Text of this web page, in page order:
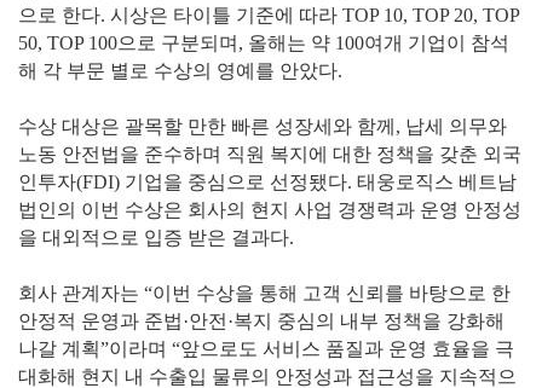
으로 한다. 시상은 타이틀 기준에 따라 TOP 10, TOP 20, TOP
50, TOP 100으로 구분되며, 올해는 약 100여개 기업이 참석
해 각 부문 별로 수상의 영예를 안았다.
수상 대상은 괄목할 만한 빠른 성장세와 함께, 납세 의무와
노동 안전법을 준수하며 직원 복지에 대한 정책을 갖춘 외국
인투자(FDI) 기업을 중심으로 선정됐다. 태웅로직스 베트남
법인의 이번 수상은 회사의 현지 사업 경쟁력과 운영 안정성
을 대외적으로 입증 받은 결과다.
회사 관계자는 “이번 수상을 통해 고객 신뢰를 바탕으로 한
안정적 운영과 준법·안전·복지 중심의 내부 정책을 강화해
나갈 계획”이라며 “앞으로도 서비스 품질과 운영 효율을 극
대화해 현지 내 수출입 물류의 안정성과 접근성을 지속적으